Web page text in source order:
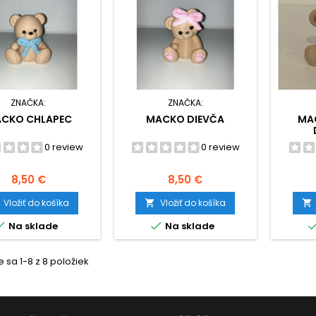
ZNAČKA:
CHLAPEC
0 review
Cena
8,50 €
Vložiť do košíka
Na sklade
ZNAČKA:
MACKO DIEVČA
0 review
Cena
8,50 €
 Vložiť do košíka
 Na sklade

sa 1-8 z 8 položiek